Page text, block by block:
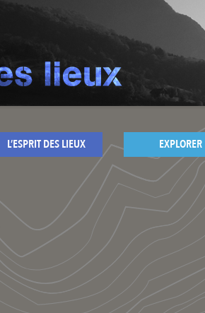
L’ESPRIT DES LIEUX EXPLORER